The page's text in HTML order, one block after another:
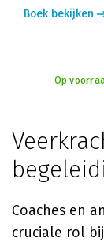
Boek bekijken
Op
Coaches en
cruciale rol